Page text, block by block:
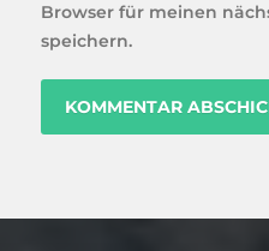
Browser für meinen
speichern.